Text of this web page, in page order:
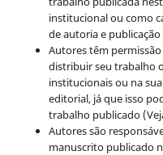
institucional ou como
de autoria e
Autores têm
distribuir seu trabalho
institucionais ou na
editorial, já que isso
trabalho publicado
Autores são
manuscrito publicado